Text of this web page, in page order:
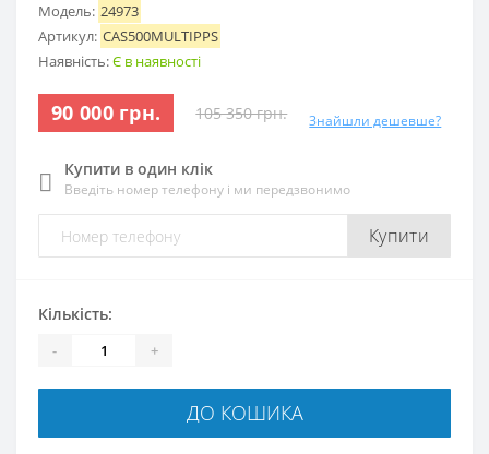
Модель: 24973
Артикул: CAS500MULTIPPS
Наявність:Є в наявності
90 000 грн. 105 350 грн. Знайшли дешевше?
Купити в один клік
Введіть номер телефону і ми передзвонимо
Купити
Кількість:
- +
ДО КОШИКА